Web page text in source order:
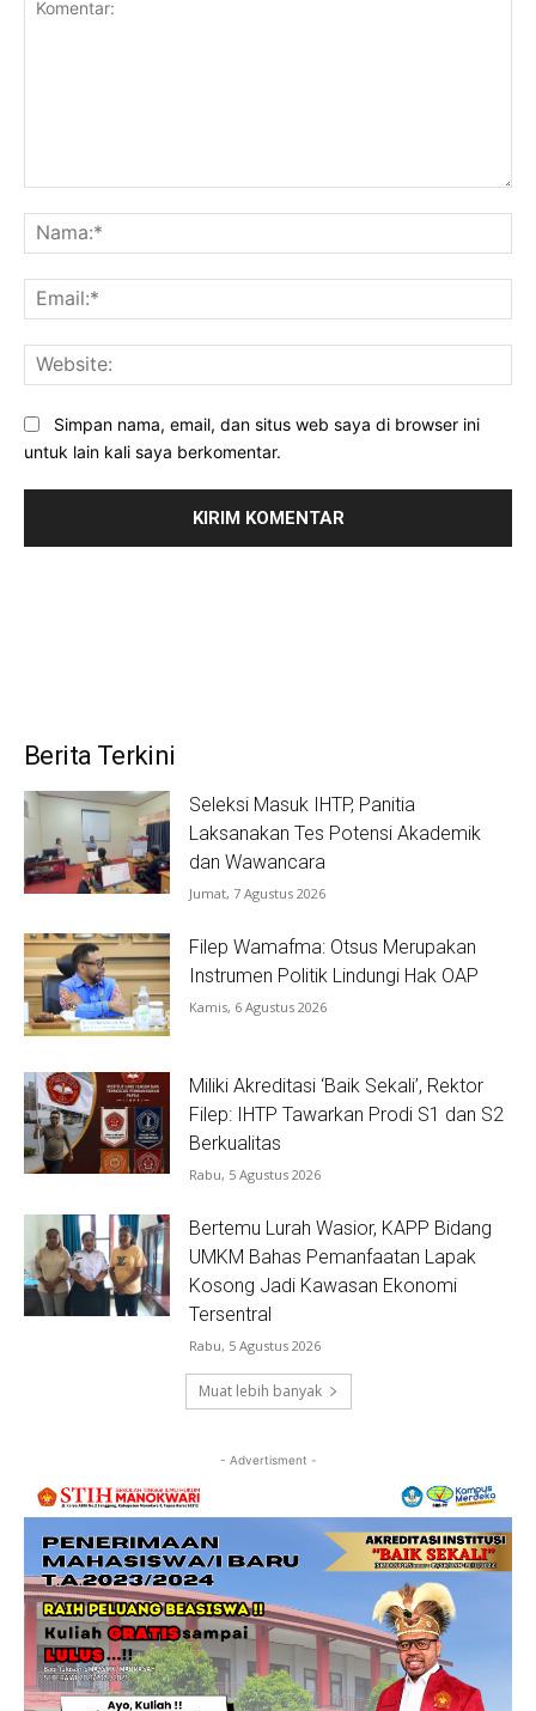
Simpan nama, email, dan situs web saya di browser ini
untuk lain kali saya berkomentar.
Berita Terkini
Seleksi Masuk IHTP, Panitia
Laksanakan Tes Potensi Akademik
dan Wawancara
Jumat, 7 Agustus 2026
Filep Wamafma: Otsus Merupakan
Instrumen Politik Lindungi Hak OAP
Kamis, 6 Agustus 2026
Miliki Akreditasi ‘Baik Sekali’, Rektor
Filep: IHTP Tawarkan Prodi S1 dan S2
Berkualitas
Rabu, 5 Agustus 2026
Bertemu Lurah Wasior, KAPP Bidang
UMKM Bahas Pemanfaatan Lapak
Kosong Jadi Kawasan Ekonomi
Tersentral
Rabu, 5 Agustus 2026
Muat lebih banyak
- Advertisment -